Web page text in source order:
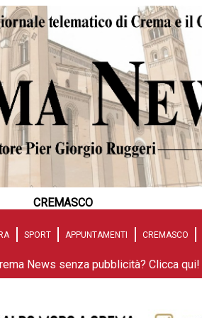
CREMASCO
SPORT APPUNTAMENTI CREMASCO
News senza pubblicità? Clicca qui!